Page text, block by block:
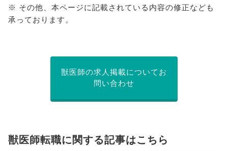
※ その他、本ページに記載されている内容の修正なども
承っております。
獣医師の求人掲載についてお
問い合わせ
獣医師転職に関する記事はこちら